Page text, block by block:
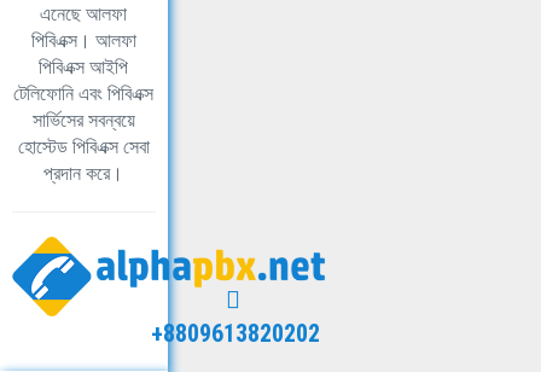
এনেছে আলফা
পিবিএক্স। আলফা
পিবিএক্স আইপি
টেলিফোনি এবং পিবিএক্স
সার্ভিসের সবন্বয়ে
হোস্টেড পিবিএক্স সেবা
প্রদান করে।
+8809613820202